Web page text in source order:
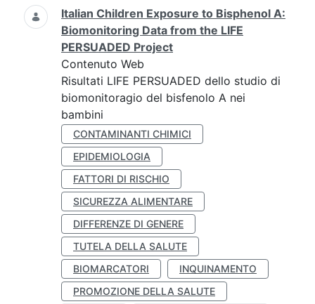
Ricerca
Italian Children Exposure to Bisphenol A:
Biomonitoring Data from the LIFE
PERSUADED Project
Contenuto Web
Risultati LIFE PERSUADED dello studio di
biomonitoragio del bisfenolo A nei
bambini
CONTAMINANTI CHIMICI
EPIDEMIOLOGIA
FATTORI DI RISCHIO
SICUREZZA ALIMENTARE
DIFFERENZE DI GENERE
TUTELA DELLA SALUTE
BIOMARCATORI
INQUINAMENTO
PROMOZIONE DELLA SALUTE